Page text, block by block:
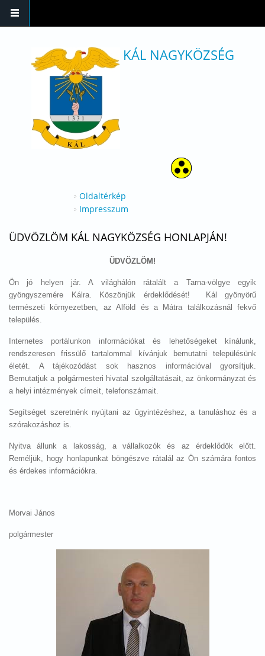
KÁL NAGYKÖZSÉG
Oldaltérkép
Impresszum
ÜDVÖZLÖM KÁL NAGYKÖZSÉG HONLAPJÁN!
ÜDVÖZLÖM!
Ön jó helyen jár. A világhálón rátalált a Tarna-völgye egyik
gyöngyszemére Kálra. Köszönjük érdeklődését! Kál gyönyörű
természeti környezetben, az Alföld és a Mátra találkozásnál fekvő
település.
Internetes portálunkon információkat és lehetőségeket kínálunk,
rendszeresen frissülő tartalommal kívánjuk bemutatni településünk
életét. A tájékozódást sok hasznos információval gyorsítjuk.
Bemutatjuk a polgármesteri hivatal szolgáltatásait, az önkormányzat és
a helyi intézmények címeit, telefonszámait.
Segítséget szeretnénk nyújtani az ügyintézéshez, a tanuláshoz és a
szórakozáshoz is.
Nyitva állunk a lakosság, a vállalkozók és az érdeklődök előtt.
Reméljük, hogy honlapunkat böngészve rátalál az Ön számára fontos
és érdekes információkra.
Morvai János
polgármester